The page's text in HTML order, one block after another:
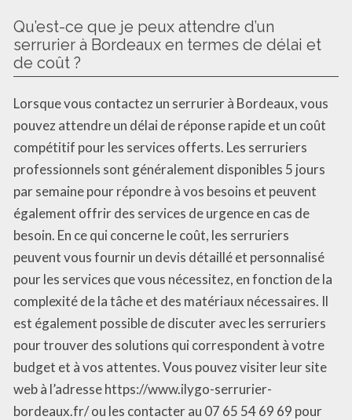
Qu’est-ce que je peux attendre d’un
serrurier à Bordeaux en termes de délai et
de coût ?
Lorsque vous contactez un serrurier à Bordeaux, vous
pouvez attendre un délai de réponse rapide et un coût
compétitif pour les services offerts. Les serruriers
professionnels sont généralement disponibles 5 jours
par semaine pour répondre à vos besoins et peuvent
également offrir des services de urgence en cas de
besoin. En ce qui concerne le coût, les serruriers
peuvent vous fournir un devis détaillé et personnalisé
pour les services que vous nécessitez, en fonction de la
complexité de la tâche et des matériaux nécessaires. Il
est également possible de discuter avec les serruriers
pour trouver des solutions qui correspondent à votre
budget et à vos attentes. Vous pouvez visiter leur site
web à l’adresse https://www.ilygo-serrurier-
bordeaux.fr/ ou les contacter au 07 65 54 69 69 pour